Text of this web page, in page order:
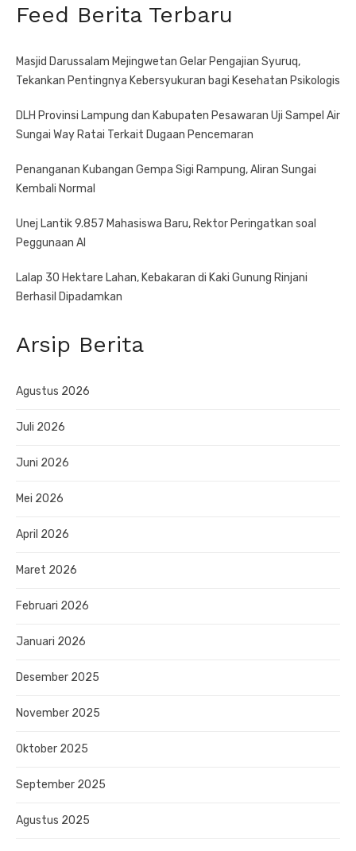
Feed Berita Terbaru
Masjid Darussalam Mejingwetan Gelar Pengajian Syuruq,
Tekankan Pentingnya Kebersyukuran bagi Kesehatan Psikologis
DLH Provinsi Lampung dan Kabupaten Pesawaran Uji Sampel Air
Sungai Way Ratai Terkait Dugaan Pencemaran
Penanganan Kubangan Gempa Sigi Rampung, Aliran Sungai
Kembali Normal
Unej Lantik 9.857 Mahasiswa Baru, Rektor Peringatkan soal
Peggunaan AI
Lalap 30 Hektare Lahan, Kebakaran di Kaki Gunung Rinjani
Berhasil Dipadamkan
Arsip Berita
Agustus 2026
Juli 2026
Juni 2026
Mei 2026
April 2026
Maret 2026
Februari 2026
Januari 2026
Desember 2025
November 2025
Oktober 2025
September 2025
Agustus 2025